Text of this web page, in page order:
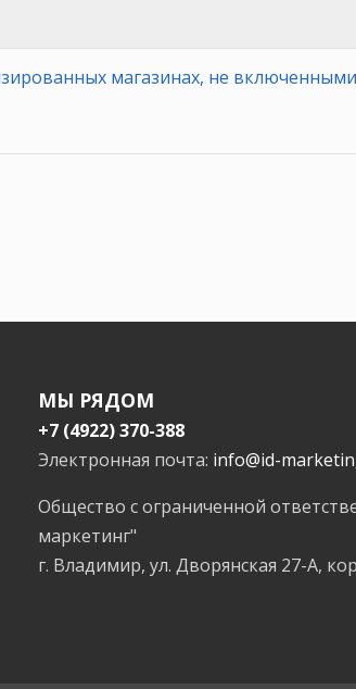
магазинах, не
МЫ РЯДОМ
+7 (4922) 370-388
Электронная почта: info@id-
Общество с ограниченной
маркетинг"
г. Владимир, ул. Дворянская 27-А,